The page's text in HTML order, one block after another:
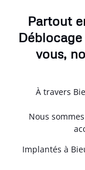
Partout
vous,
À travers
Nous
Implantés à